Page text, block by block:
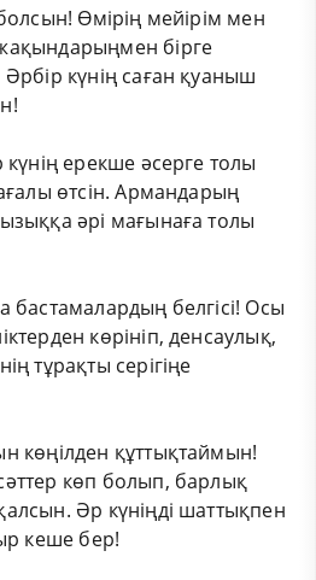
Өмірің мейірім мен
бірге
күнің саған қуаныш
күнің ерекше әсерге толы
өтсін. Армандарың
әрі мағынаға толы
бастамалардың белгісі! Осы
көрініп, денсаулық,
тұрақты серігіңе
көңілден құттықтаймын!
көп болып, барлық
Әр күніңді шаттықпен
кеше бер!